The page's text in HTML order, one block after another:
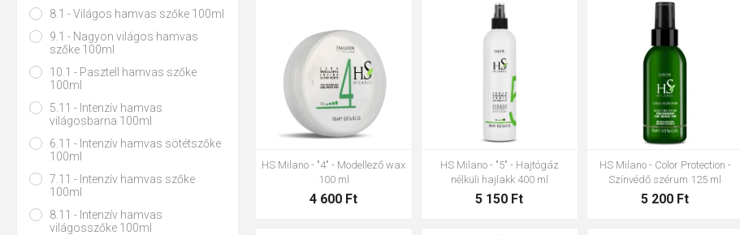
HS Milano - "4" - Modellező wax
100 ml
4 600 Ft
HS Milano - "5" - Hajtógáz
nélküli hajlakk 400 ml
5 150 Ft
HS Milano - Color Protection -
Színvédő szérum 125 ml
5 200 Ft
8.1 - Világos hamvas szőke 100ml
9.1 - Nagyon világos hamvas
szőke 100ml
10.1 - Pasztell hamvas szőke
100ml
5.11 - Intenzív hamvas
világosbarna 100ml
6.11 - Intenzív hamvas sötétszőke
100ml
7.11 - Intenzív hamvas szőke
100ml
8.11 - Intenzív hamvas
világosszőke 100ml